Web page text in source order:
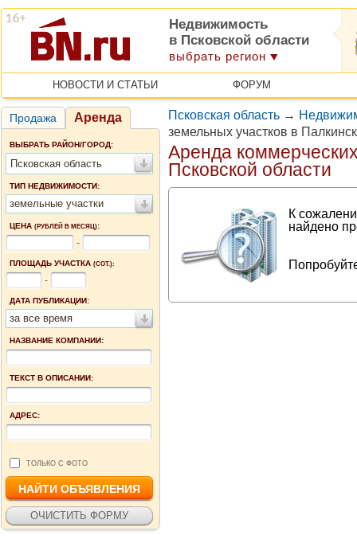
Недвижимость
в Псковской области
выбрать регион
НОВОСТИ И СТАТЬИ ФОРУМ
Продажа Аренда
ВЫБРАТЬ РАЙОН/ГОРОД:
Псковская область
ТИП НЕДВИЖИМОСТИ:
земельные участки
ЦЕНА (РУБЛЕЙ В МЕСЯЦ):
-
ПЛОЩАДЬ УЧАСТКА (СОТ.):
-
ДАТА ПУБЛИКАЦИИ:
за все время
НАЗВАНИЕ КОМПАНИИ:
ТЕКСТ В ОПИСАНИИ:
АДРЕС:
ТОЛЬКО С ФОТО
Псковская область →
земельных участков в
Аренда
Псковской области
К
найдено